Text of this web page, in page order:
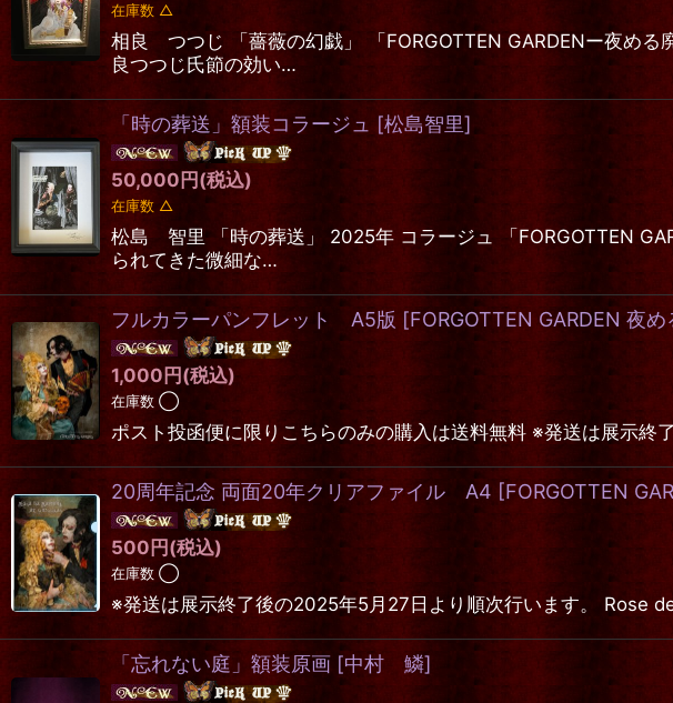
在庫数 △
相良 つつじ 「薔薇の幻戯」 「FORGOTTEN GARDENー夜める
良つつじ氏節の効い…
「時の葬送」額装コラージュ [松島智里]
50,000 円 (税込)
在庫数 △
松島 智里 「時の葬送」 2025年 コラージュ 「FORGOTTEN
られてきた微細な…
フルカラーパンフレット A5版 [FORGOTTEN GARDEN 夜め
1,000 円 (税込)
在庫数 ◯
ポスト投函便に限りこちらのみの購入は送料無料 ※発送は展
20周年記念 両面20年クリアファイル A4 [FORGOTTEN
500 円 (税込)
在庫数 ◯
※発送は展示終了後の2025年5月27日より順次行います。
「忘れない庭」額装原画 [中村 鱗]